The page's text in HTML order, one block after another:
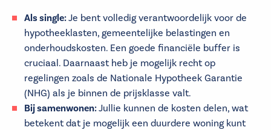
Als single:Je bent volledig verantwoordelijk voor de
hypotheeklasten, gemeentelijke belastingen en
onderhoudskosten. Een goede financiële buffer is
cruciaal. Daarnaast heb je mogelijk recht op
regelingen zoals de Nationale Hypotheek Garantie
(NHG) als je binnen de prijsklasse valt.
Bij samenwonen:Jullie kunnen de kosten delen, wat
betekent dat je mogelijk een duurdere woning kunt